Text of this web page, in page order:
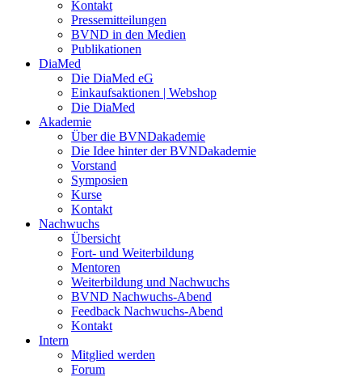
Kontakt
Pressemitteilungen
BVND in den Medien
Publikationen
DiaMed
Die DiaMed eG
Einkaufsaktionen | Webshop
Die DiaMed
Akademie
Über die BVNDakademie
Die Idee hinter der BVNDakademie
Vorstand
Symposien
Kurse
Kontakt
Nachwuchs
Übersicht
Fort- und Weiterbildung
Mentoren
Weiterbildung und Nachwuchs
BVND Nachwuchs-Abend
Feedback Nachwuchs-Abend
Kontakt
Intern
Mitglied werden
Forum